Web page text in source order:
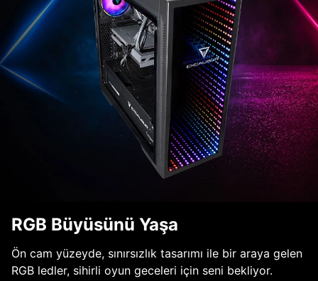
RGB Büyüsünü Yaşa
Ön cam yüzeyde, sınırsızlık tasarımı ile bir araya gelen
RGB ledler, sihirli oyun geceleri için seni bekliyor.